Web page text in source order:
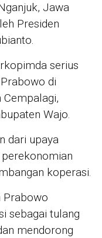
Jawa
Presiden
serius
di
Wajo.
dari upaya
koperasi.
Prabowo
sebagai tulang
mendorong